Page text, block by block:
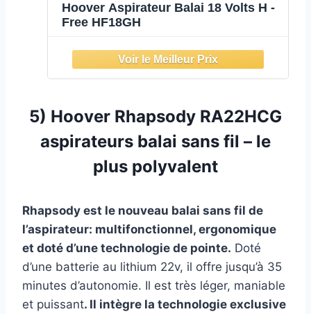
Hoover Aspirateur Balai 18 Volts H -
Free HF18GH
5) Hoover Rhapsody RA22HCG
aspirateurs balai sans fil – le
plus polyvalent
Rhapsody est le nouveau balai sans fil de
l’aspirateur: multifonctionnel, ergonomique
et doté d’une technologie de pointe. Doté
d’une batterie au lithium 22v, il offre jusqu’à 35
minutes d’autonomie. Il est très léger, maniable
et puissant. Il intègre la technologie exclusive